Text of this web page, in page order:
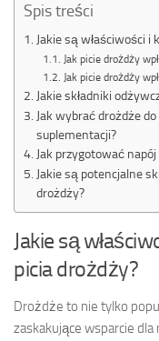
Spis treści
Jakie są właściwości i
Jak picie drożdży
Jak picie drożdży
Jakie składniki
Jak wybrać drożdże
suplementacji?
Jak przygotować
Jakie są potencjalne
drożdży?
Jakie są
picia drożdży?
Drożdże to nie tylko
zaskakujące wsparcie dla